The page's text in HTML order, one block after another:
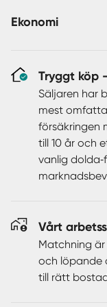
eller varför inte
bl.a. inkluderar
fönster, ny
och två nya
man har bilat upp
Dessutom är
med den
energieffektivt
barnens lekar och
eller om du
finns gott om
trädgården och
Ekonomi
Tryggt köp
Säljaren har
mest
försäkringen
till 10 år och
vanlig
Vårt
Matchning
och löpande
till rätt